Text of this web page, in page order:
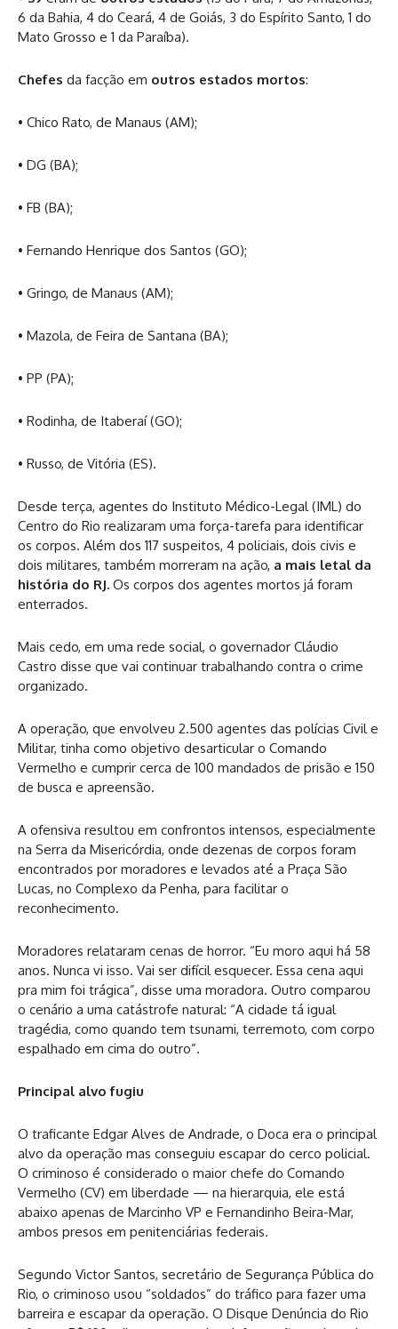
6 da Bahia, 4 do Ceará, 4 de Goiás, 3 do Espírito Santo, 1 do
Mato Grosso e 1 da Paraíba).
Chefes da facção em outros estados mortos:
• Chico Rato, de Manaus (AM);
• DG (BA);
• FB (BA);
• Fernando Henrique dos Santos (GO);
• Gringo, de Manaus (AM);
• Mazola, de Feira de Santana (BA);
• PP (PA);
• Rodinha, de Itaberaí (GO);
• Russo, de Vitória (ES).
Desde terça, agentes do Instituto Médico-Legal (IML) do
Centro do Rio realizaram uma força-tarefa para identificar
os corpos. Além dos 117 suspeitos, 4 policiais, dois civis e
dois militares, também morreram na ação, a mais letal da
história do RJ. Os corpos dos agentes mortos já foram
enterrados.
Mais cedo, em uma rede social, o governador Cláudio
Castro disse que vai continuar trabalhando contra o crime
organizado.
A operação, que envolveu 2.500 agentes das polícias Civil e
Militar, tinha como objetivo desarticular o Comando
Vermelho e cumprir cerca de 100 mandados de prisão e 150
de busca e apreensão.
A ofensiva resultou em confrontos intensos, especialmente
na Serra da Misericórdia, onde dezenas de corpos foram
encontrados por moradores e levados até a Praça São
Lucas, no Complexo da Penha, para facilitar o
reconhecimento.
Moradores relataram cenas de horror. “Eu moro aqui há 58
anos. Nunca vi isso. Vai ser difícil esquecer. Essa cena aqui
pra mim foi trágica”, disse uma moradora. Outro comparou
o cenário a uma catástrofe natural: “A cidade tá igual
tragédia, como quando tem tsunami, terremoto, com corpo
espalhado em cima do outro”.
Principal alvo fugiu
O traficante Edgar Alves de Andrade, o Doca era o principal
alvo da operação mas conseguiu escapar do cerco policial.
O criminoso é considerado o maior chefe do Comando
Vermelho (CV) em liberdade — na hierarquia, ele está
abaixo apenas de Marcinho VP e Fernandinho Beira-Mar,
ambos presos em penitenciárias federais.
Segundo Victor Santos, secretário de Segurança Pública do
Rio, o criminoso usou “soldados” do tráfico para fazer uma
barreira e escapar da operação. O Disque Denúncia do Rio